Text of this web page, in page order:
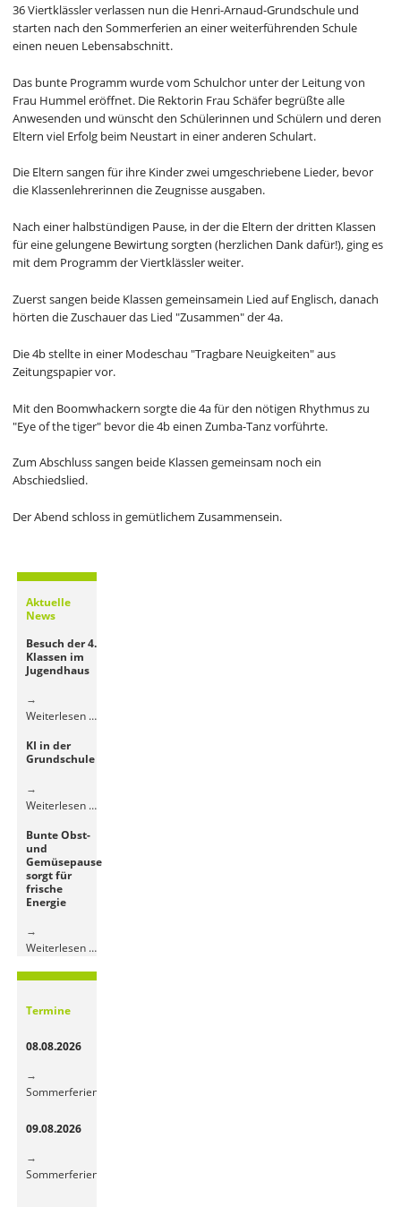
36 Viertklässler verlassen nun die Henri-Arnaud-Grundschule und
starten nach den Sommerferien an einer weiterführenden Schule
einen neuen Lebensabschnitt.
Das bunte Programm wurde vom Schulchor unter der Leitung von
Frau Hummel eröffnet. Die Rektorin Frau Schäfer begrüßte alle
Anwesenden und wünscht den Schülerinnen und Schülern und deren
Eltern viel Erfolg beim Neustart in einer anderen Schulart.
Die Eltern sangen für ihre Kinder zwei umgeschriebene Lieder, bevor
die Klassenlehrerinnen die Zeugnisse ausgaben.
Nach einer halbstündigen Pause, in der die Eltern der dritten Klassen
für eine gelungene Bewirtung sorgten (herzlichen Dank dafür!), ging es
mit dem Programm der Viertklässler weiter.
Zuerst sangen beide Klassen gemeinsamein Lied auf Englisch, danach
hörten die Zuschauer das Lied "Zusammen" der 4a.
Die 4b stellte in einer Modeschau "Tragbare Neuigkeiten" aus
Zeitungspapier vor.
Mit den Boomwhackern sorgte die 4a für den nötigen Rhythmus zu
"Eye of the tiger" bevor die 4b einen Zumba-Tanz vorführte.
Zum Abschluss sangen beide Klassen gemeinsam noch ein
Abschiedslied.
Der Abend schloss in gemütlichem Zusammensein.
Aktuelle
News
Besuch der 4.
Klassen im
Jugendhaus
Weiterlesen …Besuch
KI in der
Grundschule
Weiterlesen …KI
Bunte Obst-
und
Gemüsepause
sorgt für
frische
Energie
Weiterlesen …Bunte
und
Termine
08.08.2026
Sommerferien
09.08.2026
Sommerferien